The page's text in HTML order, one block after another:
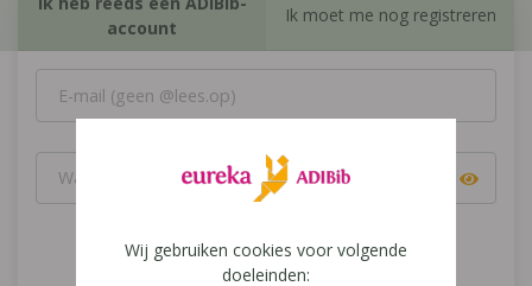
account
Ik moet me nog registreren
Inloggen
Wij gebruiken cookies voor volgende
doeleinden: